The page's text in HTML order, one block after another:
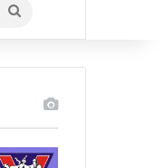
Buscar
por